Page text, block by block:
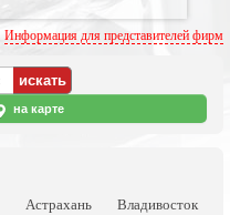
Информация для представителей фирм
на карте
Астрахань
Владивосток